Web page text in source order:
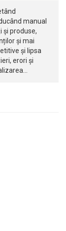
manual
și produse,
și mai
și lipsa
erori și